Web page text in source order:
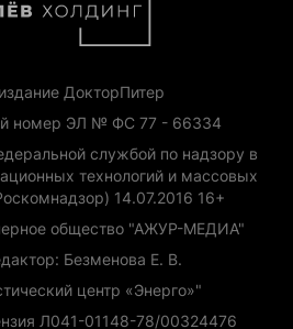
ДокторПитер
номер ЭЛ № ФС 77 - 66334
службой по надзору в
технологий и массовых
14.07.2016 16+
общество "АЖУР-МЕДИА"
Безменова Е. В.
центр «Энерго»"
Л041-01148-78/00324476